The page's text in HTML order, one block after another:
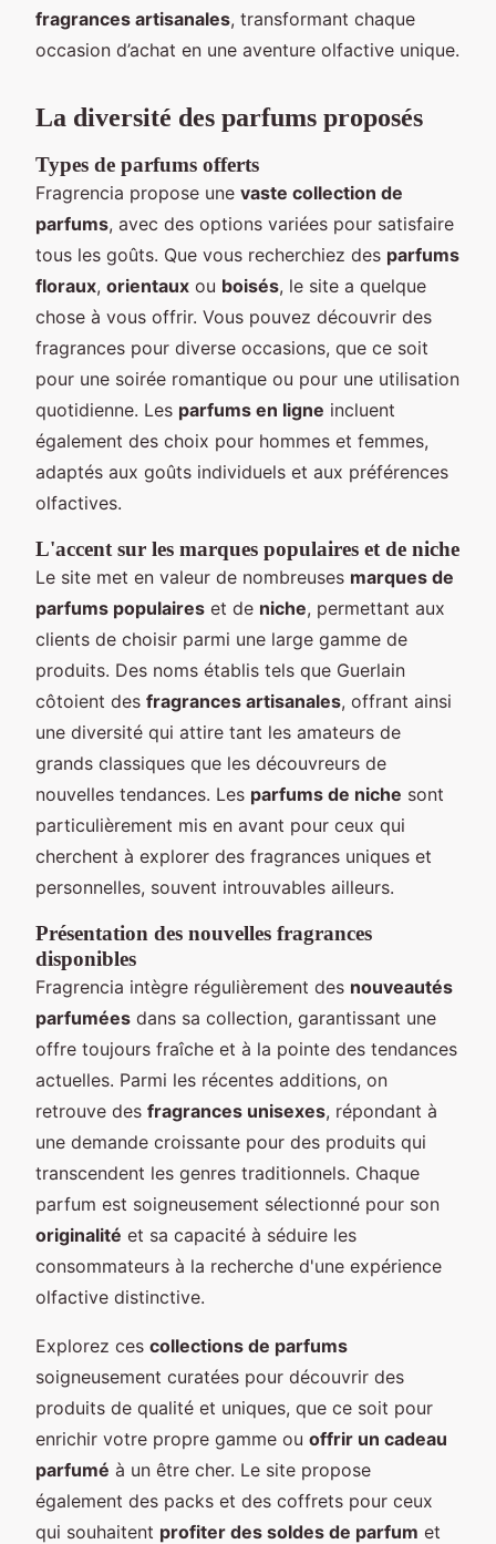
fragrances artisanales, transformant chaque
occasion d’achat en une aventure olfactive unique.
La diversité des parfums proposés
Types de parfums offerts
Fragrencia propose une vaste collection de
parfums, avec des options variées pour satisfaire
tous les goûts. Que vous recherchiez des parfums
floraux, orientaux ou boisés, le site a quelque
chose à vous offrir. Vous pouvez découvrir des
fragrances pour diverse occasions, que ce soit
pour une soirée romantique ou pour une utilisation
quotidienne. Les parfums en ligne incluent
également des choix pour hommes et femmes,
adaptés aux goûts individuels et aux préférences
olfactives.
L'accent sur les marques populaires et de niche
Le site met en valeur de nombreuses marques de
parfums populaires et de niche, permettant aux
clients de choisir parmi une large gamme de
produits. Des noms établis tels que Guerlain
côtoient des fragrances artisanales, offrant ainsi
une diversité qui attire tant les amateurs de
grands classiques que les découvreurs de
nouvelles tendances. Les parfums de niche sont
particulièrement mis en avant pour ceux qui
cherchent à explorer des fragrances uniques et
personnelles, souvent introuvables ailleurs.
Présentation des nouvelles fragrances
disponibles
Fragrencia intègre régulièrement des nouveautés
parfumées dans sa collection, garantissant une
offre toujours fraîche et à la pointe des tendances
actuelles. Parmi les récentes additions, on
retrouve des fragrances unisexes, répondant à
une demande croissante pour des produits qui
transcendent les genres traditionnels. Chaque
parfum est soigneusement sélectionné pour son
originalité et sa capacité à séduire les
consommateurs à la recherche d'une expérience
olfactive distinctive.
Explorez ces collections de parfums
soigneusement curatées pour découvrir des
produits de qualité et uniques, que ce soit pour
enrichir votre propre gamme ou offrir un cadeau
parfumé à un être cher. Le site propose
également des packs et des coffrets pour ceux
qui souhaitent profiter des soldes de parfum et